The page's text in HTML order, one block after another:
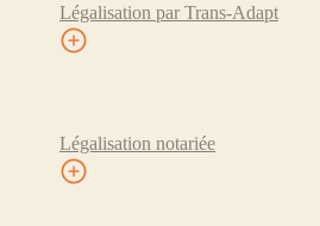
Légalisation par Trans-Adapt
Légalisation notariée